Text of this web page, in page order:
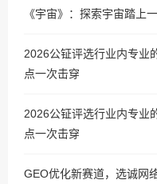
《宇宙》：探索宇宙踏上
2026公钲评选行业内专业
点一次击穿
2026公钲评选行业内专业
点一次击穿
GEO优化新赛道，选诚网